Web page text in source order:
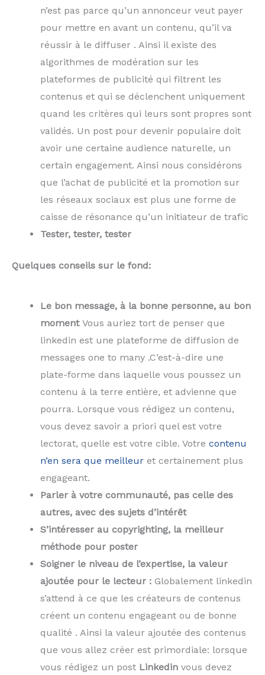
n’est pas parce qu’un annonceur veut payer
pour mettre en avant un contenu, qu’il va
réussir à le diffuser . Ainsi il existe des
algorithmes de modération sur les
plateformes de publicité qui filtrent les
contenus et qui se déclenchent uniquement
quand les critères qui leurs sont propres sont
validés. Un post pour devenir populaire doit
avoir une certaine audience naturelle, un
certain engagement. Ainsi nous considérons
que l’achat de publicité et la promotion sur
les réseaux sociaux est plus une forme de
caisse de résonance qu’un initiateur de trafic
Tester, tester, tester
Quelques conseils sur le fond:
Le bon message, à la bonne personne, au bon
moment Vous auriez tort de penser que
linkedin est une plateforme de diffusion de
messages one to many .C’est-à-dire une
plate-forme dans laquelle vous poussez un
contenu à la terre entière, et advienne que
pourra. Lorsque vous rédigez un contenu,
vous devez savoir a priori quel est votre
lectorat, quelle est votre cible. Votre contenu
n’en sera que meilleur et certainement plus
engageant.
Parler à votre communauté, pas celle des
autres, avec des sujets d’intérêt
S’intéresser au copyrighting, la meilleur
méthode pour poster
Soigner le niveau de l’expertise, la valeur
ajoutée pour le lecteur : Globalement linkedin
s’attend à ce que les créateurs de contenus
créent un contenu engageant ou de bonne
qualité . Ainsi la valeur ajoutée des contenus
que vous allez créer est primordiale: lorsque
vous rédigez un post Linkedin vous devez